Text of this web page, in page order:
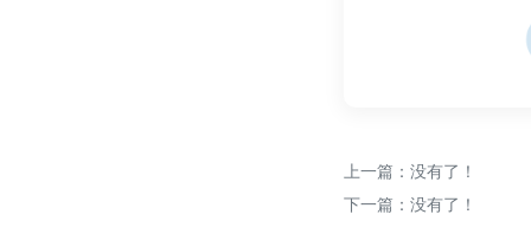
上一篇：没有了！
下一篇：没有了！